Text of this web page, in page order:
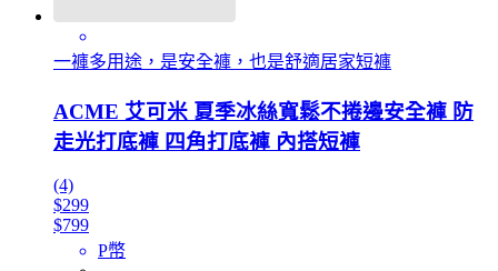
一褲多用途，是安全褲，也是舒適居家短褲
ACME 艾可米 夏季冰絲寬鬆不捲邊安全褲 防
走光打底褲 四角打底褲 內搭短褲
(4)
$299
$799
P幣